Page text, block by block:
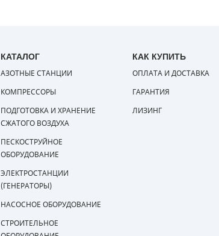
КАТАЛОГ
АЗОТНЫЕ СТАНЦИИ
КОМПРЕССОРЫ
ПОДГОТОВКА И ХРАНЕНИЕ
СЖАТОГО ВОЗДУХА
ПЕСКОСТРУЙНОЕ
ОБОРУДОВАНИЕ
ЭЛЕКТРОСТАНЦИИ
(ГЕНЕРАТОРЫ)
НАСОСНОЕ ОБОРУДОВАНИЕ
СТРОИТЕЛЬНОЕ
КАК КУПИТЬ
ОПЛАТА И ДОСТАВКА
ГАРАНТИЯ
ЛИЗИНГ